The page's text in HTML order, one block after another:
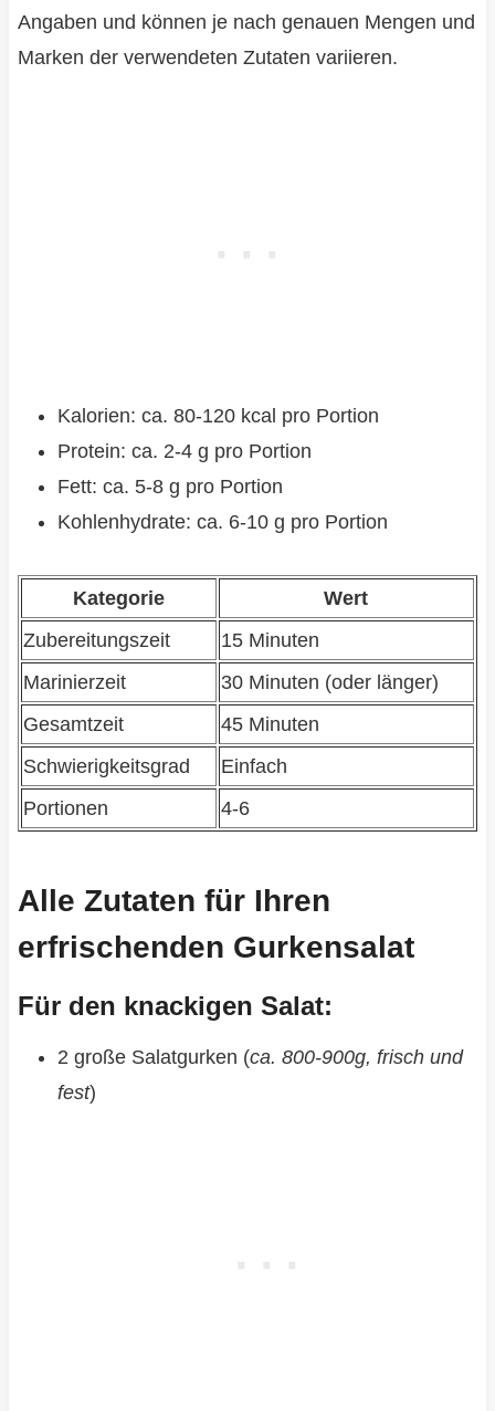
Angaben und können je nach genauen Mengen und
Marken der verwendeten Zutaten variieren.
Kalorien: ca. 80-120 kcal pro Portion
Protein: ca. 2-4 g pro Portion
Fett: ca. 5-8 g pro Portion
Kohlenhydrate: ca. 6-10 g pro Portion
Kategorie
Wert
Zubereitungszeit
15 Minuten
Marinierzeit
30 Minuten (oder länger)
Gesamtzeit
45 Minuten
Schwierigkeitsgrad
Einfach
Portionen
4-6
Alle Zutaten für Ihren
erfrischenden Gurkensalat
Für den knackigen Salat:
2 große Salatgurken (ca. 800-900g, frisch und
fest)